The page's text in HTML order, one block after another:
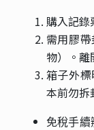
購入記錄
需用膠
物）。離
箱子外
本前勿拆
免稅手續